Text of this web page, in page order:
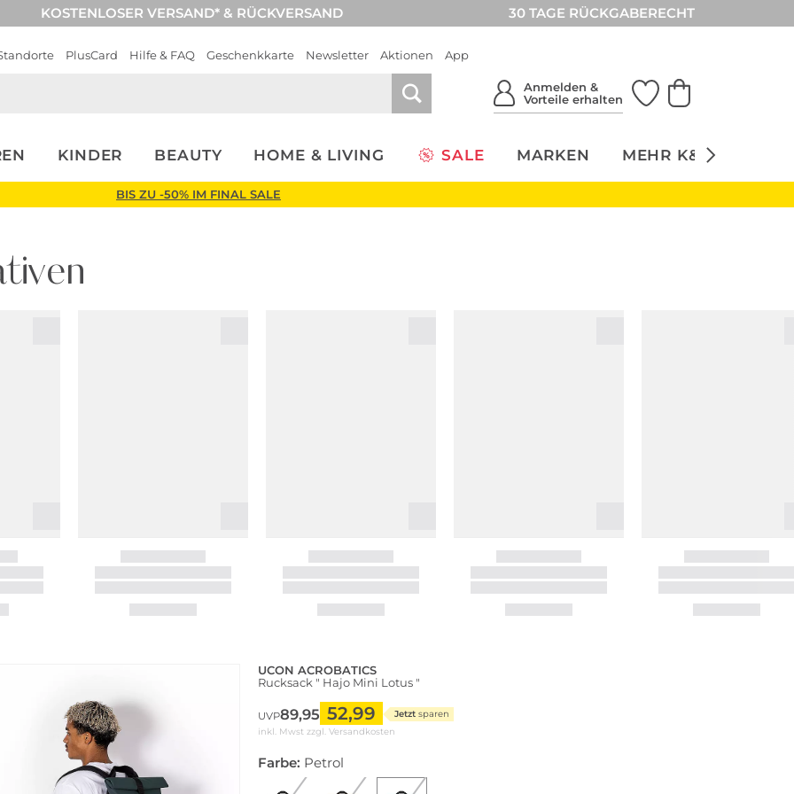
KOSTENLOSER VERSAND* & RÜCKVERSAND 30 TAGE RÜCKGABERECHT
PlusCard Hilfe & FAQ Geschenkkarte Newsletter Aktionen App
Anmelden &
Vorteile erhalten
KINDER BEAUTY HOME & LIVING SALE MARKEN MEHR K&Ö
BIS ZU -50% IM FINAL SALE
UCON ACROBATICS
Rucksack " Hajo Mini Lotus "
UVP89,95 52,99 Jetzt sparen
inkl. Mwst zzgl. Versandkosten
Farbe: Petrol